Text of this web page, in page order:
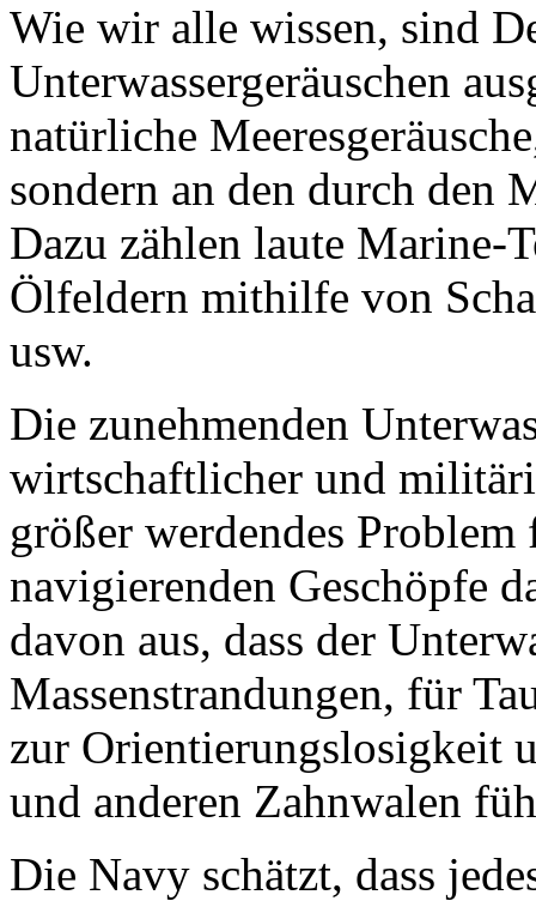
Wie wir alle wissen, sind
Unterwassergeräuschen
natürliche
sondern an den durch den
Dazu zählen laute Marine-
Ölfeldern mithilfe von
usw.
Die zunehmenden
wirtschaftlicher und
größer werdendes
navigierenden Geschöpfe
davon aus, dass der
Massenstrandungen, für
zur Orientierungslosigkeit
und anderen Zahnwalen
Die Navy schätzt, dass